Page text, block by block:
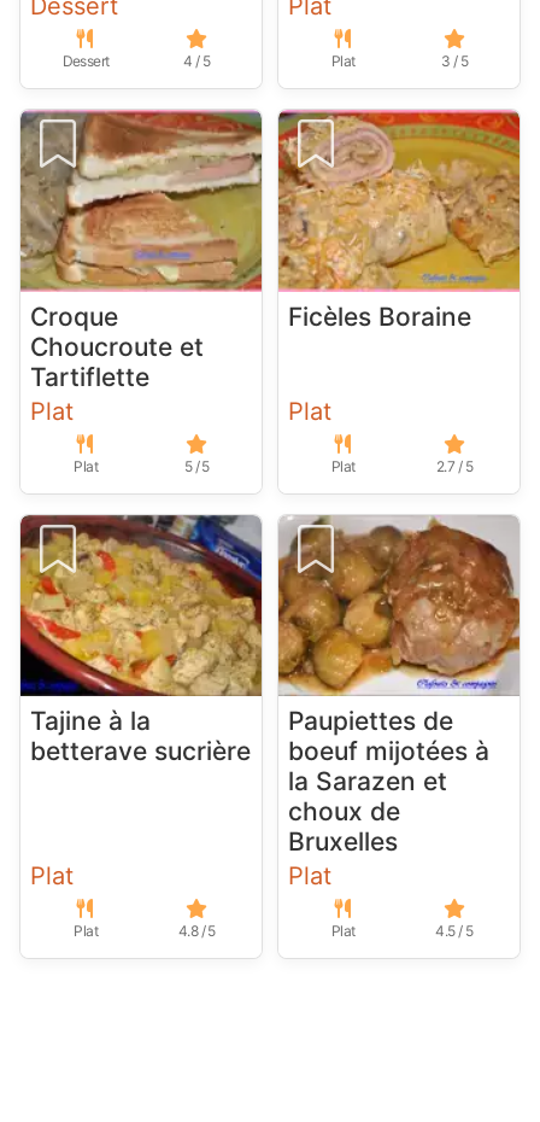
Dessert
Dessert 4 / 5
Plat
Plat 3 / 5
Croque
Choucroute et
Tartiflette
Plat
Plat 5 / 5
Ficèles Boraine
Plat
Plat 2.7 / 5
Tajine à la
betterave sucrière
Plat
Plat 4.8 / 5
Paupiettes de
boeuf mijotées à
la Sarazen et
choux de
Bruxelles
Plat
Plat 4.5 / 5